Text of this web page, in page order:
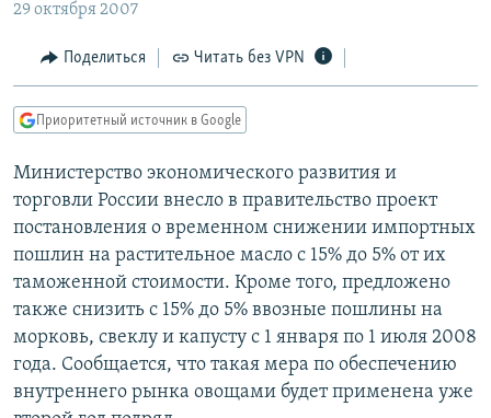
Вернутся
Вернутся
поиску
МНЕНИЯ
КУЛЬТУРА
КАВКАЗ.РЕАЛИИ
СЕВЕР.РЕАЛИИ
СИБИРЬ.РЕАЛИИ
РАСПИСАНИЕ ВЕЩАНИЯ
ПОДПИШИТЕСЬ НА РАССЫЛКУ
СОЦИАЛЬНЫЕ СЕТИ
29 октября 2007
Поделиться Читать без VPN
Приоритетный источник в Google
Министерство экономического развития и
торговли России внесло в правительство проект
постановления о временном снижении импортных
пошлин на растительное масло с 15% до 5% от их
таможенной стоимости. Кроме того, предложено
также снизить с 15% до 5% ввозные пошлины на
морковь, свеклу и капусту с 1 января по 1 июля 2008
года. Сообщается, что такая мера по обеспечению
внутреннего рынка овощами будет применена уже